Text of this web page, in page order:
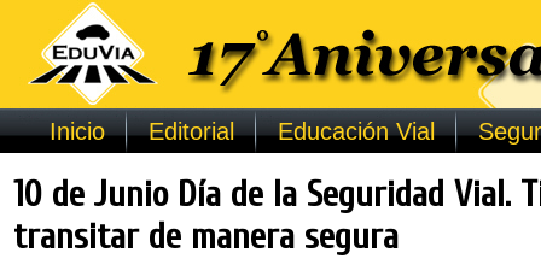
Inicio Editorial Educación Vial
10 de Junio Día de la Seguridad Vial.
transitar de manera segura